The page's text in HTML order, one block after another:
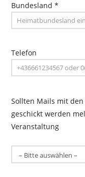
Bundesland *
Telefon
Sollten Mails mit
geschickt werden
Veranstaltung